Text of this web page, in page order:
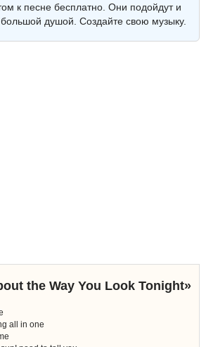
к песне бесплатно. Они подойдут и
душой. Создайте свою музыку.
the Way You Look Tonight»
all in one